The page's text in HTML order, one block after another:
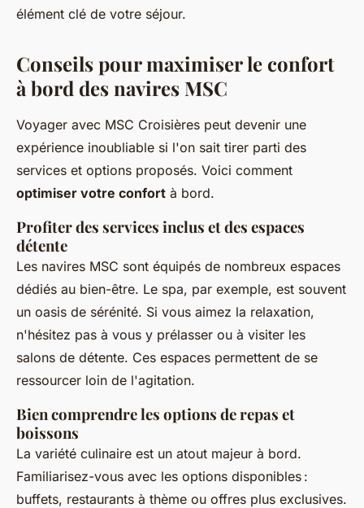
élément clé de votre séjour.
Conseils pour maximiser le confort
à bord des navires MSC
Voyager avec MSC Croisières peut devenir une
expérience inoubliable si l'on sait tirer parti des
services et options proposés. Voici comment
optimiser votre confort à bord.
Profiter des services inclus et des espaces
détente
Les navires MSC sont équipés de nombreux espaces
dédiés au bien-être. Le spa, par exemple, est souvent
un oasis de sérénité. Si vous aimez la relaxation,
n'hésitez pas à vous y prélasser ou à visiter les
salons de détente. Ces espaces permettent de se
ressourcer loin de l'agitation.
Bien comprendre les options de repas et
boissons
La variété culinaire est un atout majeur à bord.
Familiarisez-vous avec les options disponibles :
buffets, restaurants à thème ou offres plus exclusives.